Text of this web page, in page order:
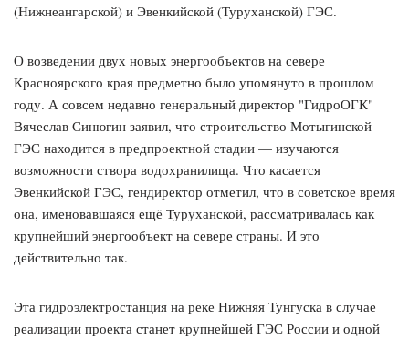
(Нижнеангарской) и Эвенкийской (Туруханской) ГЭС.
О возведении двух новых энергообъектов на севере
Красноярского края предметно было упомянуто в прошлом
году. А совсем недавно генеральный директор "ГидроОГК"
Вячеслав Синюгин заявил, что строительство Мотыгинской
ГЭС находится в предпроектной стадии — изучаются
возможности створа водохранилища. Что касается
Эвенкийской ГЭС, гендиректор отметил, что в советское время
она, именовавшаяся ещё Туруханской, рассматривалась как
крупнейший энергообъект на севере страны. И это
действительно так.
Эта гидроэлектростанция на реке Нижняя Тунгуска в случае
реализации проекта станет крупнейшей ГЭС России и одной